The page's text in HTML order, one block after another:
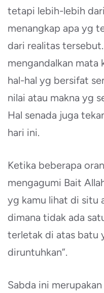
tetapi lebih-lebih
menangkap apa yg
dari realitas
mengandalkan mata
hal-hal yg bersifat
nilai atau makna yg
Hal senada juga
hari ini.
Ketika beberapa
mengagumi Bait
yg kamu lihat di situ
dimana tidak ada
terletak di atas batu
diruntuhkan”.
Sabda ini